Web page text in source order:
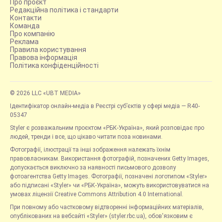
Про проєкт
Редакційна політика і стандарти
Контакти
Команда
Про компанію
Реклама
Правила користування
Правова інформація
Політика конфіденційності
© 2026 LLC «UBT MEDIA»
Ідентифікатор онлайн-медіа в Реєстрі суб’єктів у сфері медіа — R40-
05347
Styler є розважальним проєктом «РБК-Україна», який розповідає про
людей, тренди і все, що цікаво читати поза новинами.
Фотографії, ілюстрації та інші зображення належать їхнім
правовласникам. Використання фотографій, позначених Getty Images,
допускається виключно за наявності письмового дозволу
фотоагентства Getty Images. Фотографії, позначені логотипом «Styler»
або підписані «Styler» чи «РБК-Україна», можуть використовуватися на
умовах ліцензії Creative Commons Attribution 4.0 International.
При повному або частковому відтворенні інформаційних матеріалів,
опублікованих на вебсайті «Styler» (styler.rbc.ua), обов'язковим є